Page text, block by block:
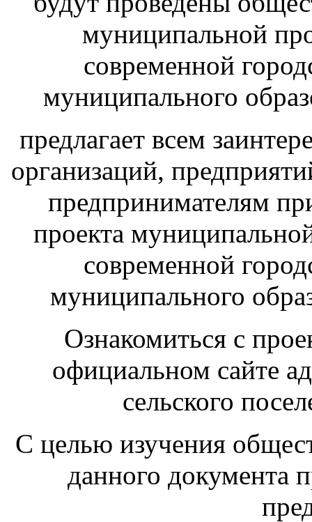
муниципальной
современной
муниципального
предлагает всем
организаций,
предпринимателям
проекта
современной
муниципального
Ознакомиться с
официальном сайте
сельского
С целью изучения
данного документа